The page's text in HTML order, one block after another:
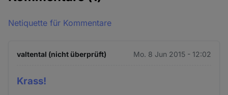
Netiquette für Kommentare
valtental (nicht überprüft) Mo. 8 Jun 2015 - 12:02
Krass!